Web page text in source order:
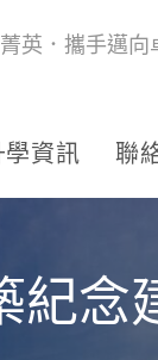
英．攜手邁
學資訊 聯
紀念